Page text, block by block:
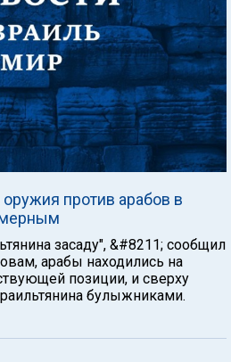
против арабов в
засаду", &#8211; сообщил
арабы находились на
позиции, и сверху
булыжниками.